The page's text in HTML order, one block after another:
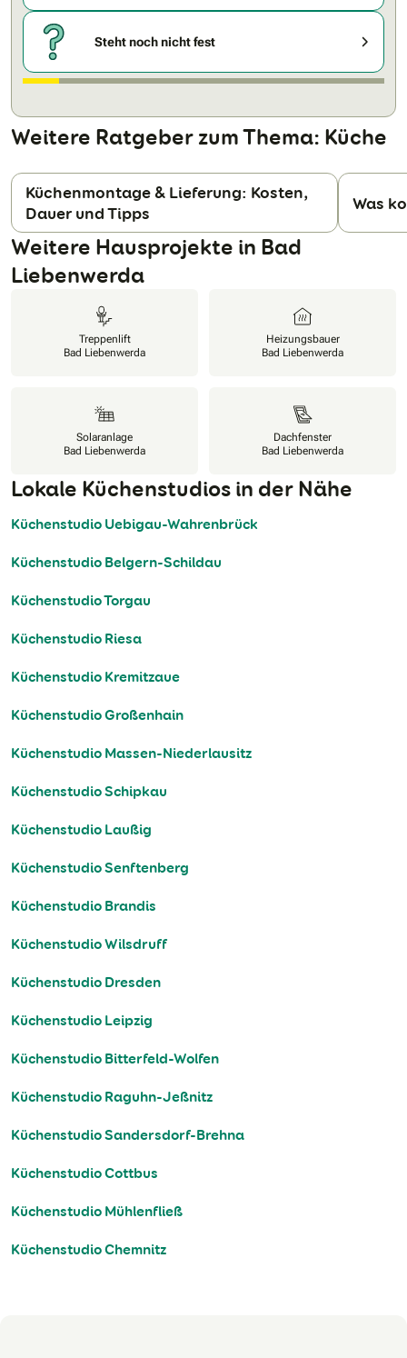
Steht noch nicht fest
Weitere Ratgeber zum Thema: Küche
Küchenmontage & Lieferung: Kosten,
Dauer und Tipps
Was
Weitere Hausprojekte in Bad
Liebenwerda
Treppenlift
Bad Liebenwerda
Heizungsbauer
Bad Liebenwerda
Solaranlage
Bad Liebenwerda
Dachfenster
Bad Liebenwerda
Lokale Küchenstudios in der Nähe
Küchenstudio Uebigau-Wahrenbrück
Küchenstudio Belgern-Schildau
Küchenstudio Torgau
Küchenstudio Riesa
Küchenstudio Kremitzaue
Küchenstudio Großenhain
Küchenstudio Massen-Niederlausitz
Küchenstudio Schipkau
Küchenstudio Laußig
Küchenstudio Senftenberg
Küchenstudio Brandis
Küchenstudio Wilsdruff
Küchenstudio Dresden
Küchenstudio Leipzig
Küchenstudio Bitterfeld-Wolfen
Küchenstudio Raguhn-Jeßnitz
Küchenstudio Sandersdorf-Brehna
Küchenstudio Cottbus
Küchenstudio Mühlenfließ
Küchenstudio Chemnitz